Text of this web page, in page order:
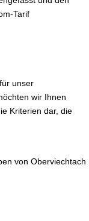
Tarif
für unser
wir Ihnen
Kriterien dar, die